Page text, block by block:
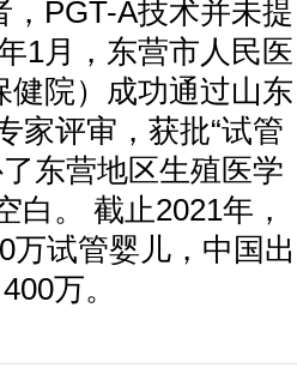
，PGT-A技术并未提
1月，东营市人民医
健院）成功通过山东
家评审，获批“试管
东营地区生殖医学
白。 截止2021年，
万试管婴儿，中国出
万。